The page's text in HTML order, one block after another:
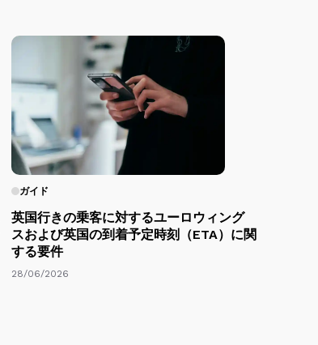
ガイド
英国行きの乗客に対するユーロウィング
スおよび英国の到着予定時刻（ETA）に関
する要件
28/06/2026